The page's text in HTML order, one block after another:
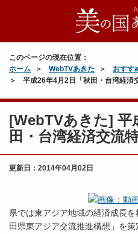
このページの現在位置：
ホーム
WebTVあきた おすす
平成26年4月2日「秋田・台湾経済
[WebTVあきた] 平
田・台湾経済交流
更新日： 2014年04月02日
県では東アジア地域の経済成長
田県東アジア交流推進構想」を